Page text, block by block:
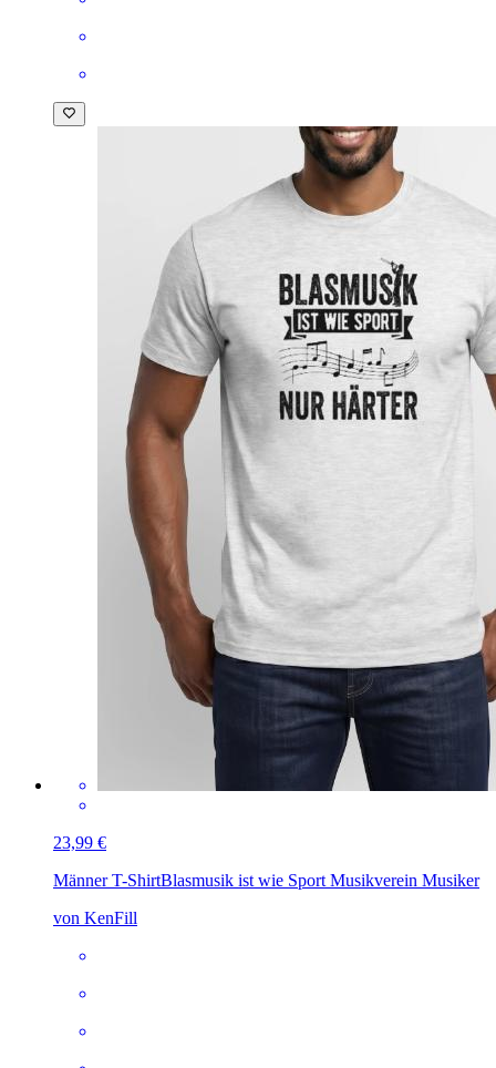
23,99 €
Männer T-ShirtBlasmusik ist wie Sport Musikverein Musiker
von KenFill